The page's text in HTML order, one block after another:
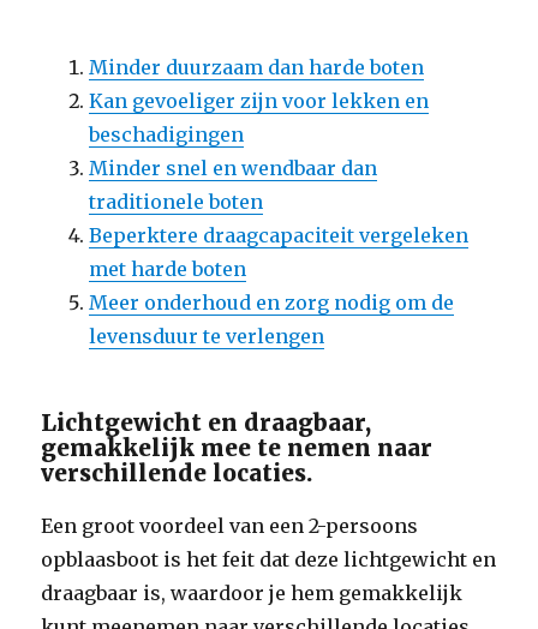
Minder duurzaam dan harde boten
Kan gevoeliger zijn voor lekken en
beschadigingen
Minder snel en wendbaar dan
traditionele boten
Beperktere draagcapaciteit vergeleken
met harde boten
Meer onderhoud en zorg nodig om de
levensduur te verlengen
Lichtgewicht en draagbaar,
gemakkelijk mee te nemen naar
verschillende locaties.
Een groot voordeel van een 2-persoons
opblaasboot is het feit dat deze lichtgewicht en
draagbaar is, waardoor je hem gemakkelijk